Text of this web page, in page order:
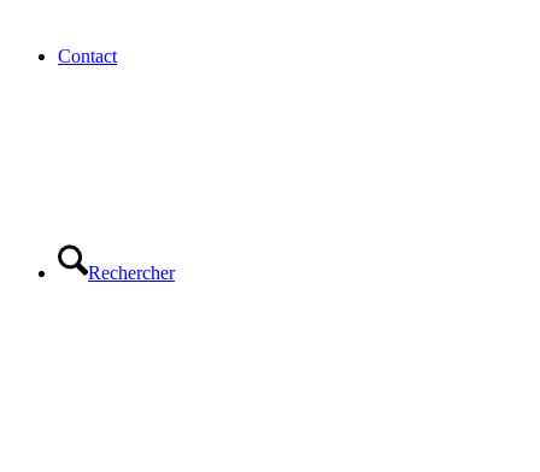
Contact
Rechercher